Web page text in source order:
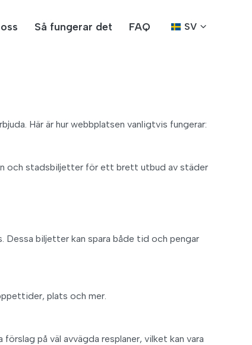
Så fungerar det FAQ SV
Här är hur webbplatsen vanligtvis fungerar:
och stadsbiljetter för ett brett utbud av städer
biljetter kan spara både tid och pengar
plats och mer.
på väl avvägda resplaner, vilket kan vara